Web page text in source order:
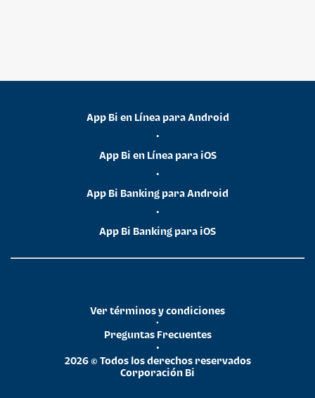
App Bi en Línea para Android
•
App Bi en Línea para iOS
•
App Bi Banking para Android
•
App Bi Banking para iOS
2026 © Todos los derechos reservados
Corporación Bi
•
Preguntas Frecuentes
•
Ver términos y condiciones